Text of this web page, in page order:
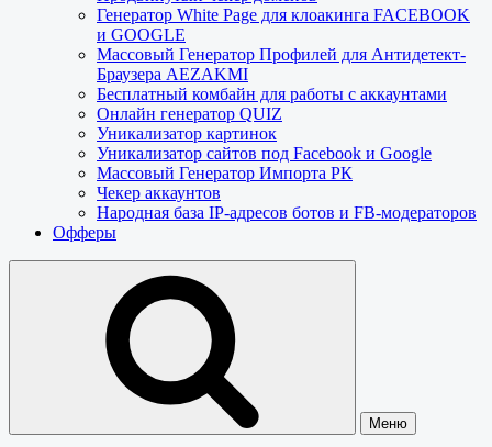
Генератор White Page для клоакинга FACEBOOK
и GOOGLE
Массовый Генератор Профилей для Антидетект-
Браузера AEZAKMI
Бесплатный комбайн для работы с аккаунтами
Онлайн генератор QUIZ
Уникализатор картинок
Уникализатор сайтов под Facebook и Google
Массовый Генератор Импорта РК
Чекер аккаунтов
Народная база IP-адресов ботов и FB-модераторов
Офферы
Меню